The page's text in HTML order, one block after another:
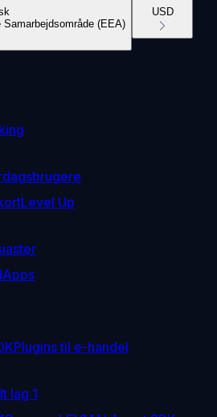
(EEA)
USD
Level Up
Plugins til e-handel
lag 1